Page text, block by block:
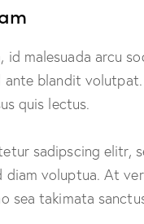
malesuada arcu
ante blandit
quis lectus.
sadipscing elitr,
diam voluptua. At
sea takimata